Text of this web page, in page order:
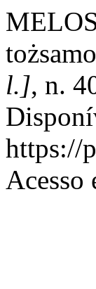
l.], n.
https://
Acesso